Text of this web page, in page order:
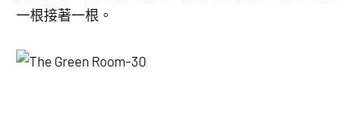
一根接著一根。